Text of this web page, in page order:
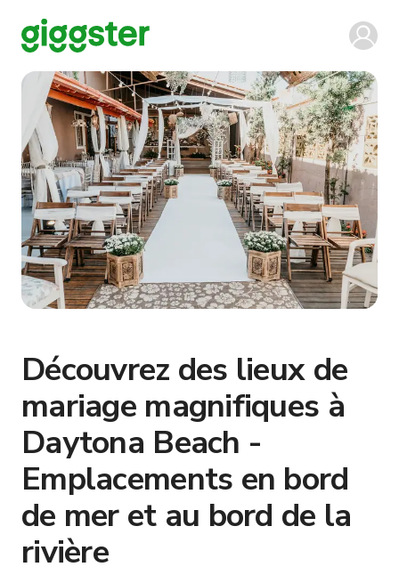
Découvrez des lieux de
mariage magnifiques à
Daytona Beach -
Emplacements en bord
de mer et au bord de la
rivière